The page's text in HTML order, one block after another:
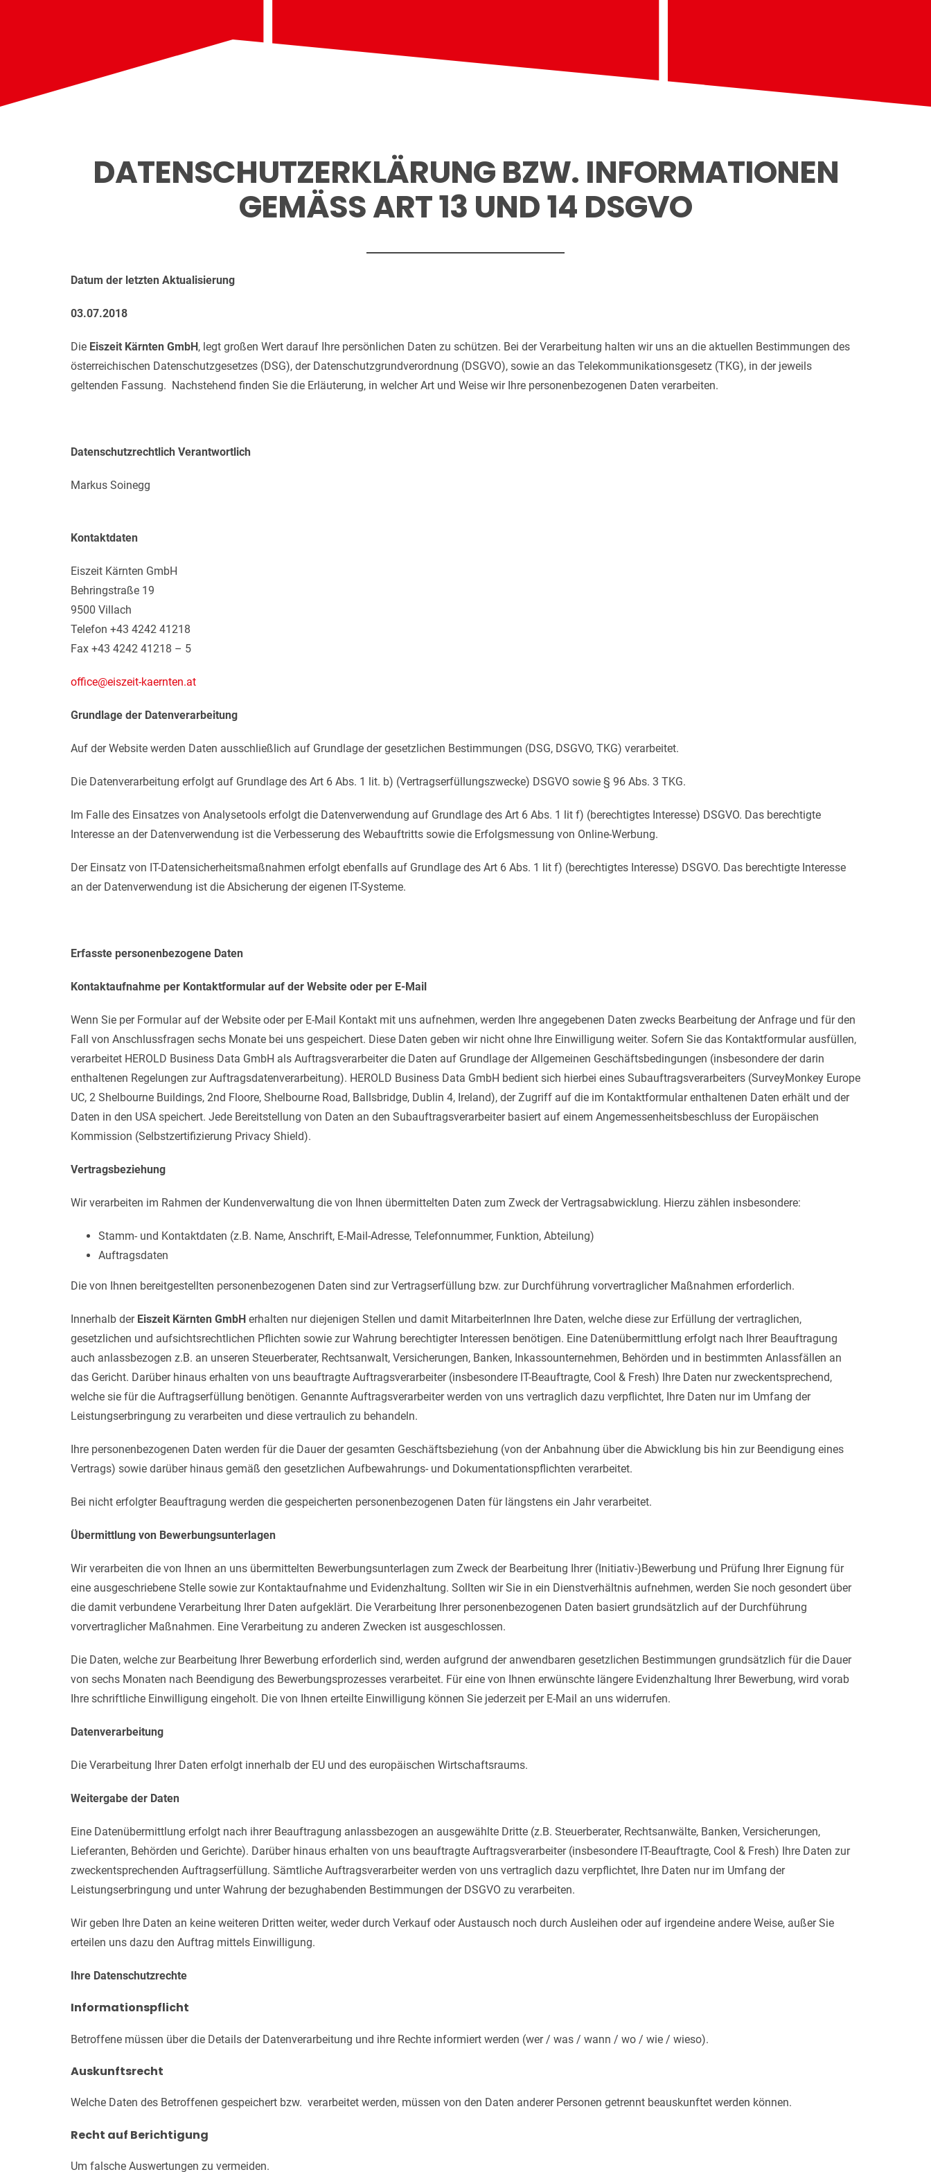
DATENSCHUTZERKLÄRUNG BZW. INFORMATIONEN
GEMÄSS ART 13 UND 14 DSGVO
Datum der letzten Aktualisierung
03.07.2018
Die Eiszeit Kärnten GmbH , legt großen Wert darauf Ihre persönlichen Daten zu schützen. Bei der Verarbeitung halten wir uns an die aktuellen Bestimmungen des
österreichischen Datenschutzgesetzes (DSG), der Datenschutzgrundverordnung (DSGVO), sowie an das Telekommunikationsgesetz (TKG), in der jeweils
geltenden Fassung. Nachstehend finden Sie die Erläuterung, in welcher Art und Weise wir Ihre personenbezogenen Daten verarbeiten.
Datenschutzrechtlich Verantwortlich
Markus Soinegg
Kontaktdaten
Eiszeit Kärnten GmbH
Behringstraße 19
9500 Villach
Telefon +43 4242 41218
Fax +43 4242 41218 – 5
office@eiszeit-kaernten.at
Grundlage der Datenverarbeitung
Auf der Website werden Daten ausschließlich auf Grundlage der gesetzlichen Bestimmungen (DSG, DSGVO, TKG) verarbeitet.
Die Datenverarbeitung erfolgt auf Grundlage des Art 6 Abs. 1 lit. b) (Vertragserfüllungszwecke) DSGVO sowie § 96 Abs. 3 TKG.
Im Falle des Einsatzes von Analysetools erfolgt die Datenverwendung auf Grundlage des Art 6 Abs. 1 lit f) (berechtigtes Interesse) DSGVO. Das berechtigte
Interesse an der Datenverwendung ist die Verbesserung des Webauftritts sowie die Erfolgsmessung von Online-Werbung.
Der Einsatz von IT-Datensicherheitsmaßnahmen erfolgt ebenfalls auf Grundlage des Art 6 Abs. 1 lit f) (berechtigtes Interesse) DSGVO. Das berechtigte Interesse
an der Datenverwendung ist die Absicherung der eigenen IT-Systeme.
Erfasste personenbezogene Daten
Kontaktaufnahme per Kontaktformular auf der Website oder per E-Mail
Wenn Sie per Formular auf der Website oder per E-Mail Kontakt mit uns aufnehmen, werden Ihre angegebenen Daten zwecks Bearbeitung der Anfrage und für den
Fall von Anschlussfragen sechs Monate bei uns gespeichert. Diese Daten geben wir nicht ohne Ihre Einwilligung weiter. Sofern Sie das Kontaktformular ausfüllen,
verarbeitet HEROLD Business Data GmbH als Auftragsverarbeiter die Daten auf Grundlage der Allgemeinen Geschäftsbedingungen (insbesondere der darin
enthaltenen Regelungen zur Auftragsdatenverarbeitung). HEROLD Business Data GmbH bedient sich hierbei eines Subauftragsverarbeiters (SurveyMonkey Europe
UC, 2 Shelbourne Buildings, 2nd Floore, Shelbourne Road, Ballsbridge, Dublin 4, Ireland), der Zugriff auf die im Kontaktformular enthaltenen Daten erhält und der
Daten in den USA speichert. Jede Bereitstellung von Daten an den Subauftragsverarbeiter basiert auf einem Angemessenheitsbeschluss der Europäischen
Kommission (Selbstzertifizierung Privacy Shield).
Vertragsbeziehung
Wir verarbeiten im Rahmen der Kundenverwaltung die von Ihnen übermittelten Daten zum Zweck der Vertragsabwicklung. Hierzu zählen insbesondere:
Stamm- und Kontaktdaten (z.B. Name, Anschrift, E-Mail-Adresse, Telefonnummer, Funktion, Abteilung)
Auftragsdaten
Die von Ihnen bereitgestellten personenbezogenen Daten sind zur Vertragserfüllung bzw. zur Durchführung vorvertraglicher Maßnahmen erforderlich.
Innerhalb der Eiszeit Kärnten GmbH erhalten nur diejenigen Stellen und damit MitarbeiterInnen Ihre Daten, welche diese zur Erfüllung der vertraglichen,
gesetzlichen und aufsichtsrechtlichen Pflichten sowie zur Wahrung berechtigter Interessen benötigen. Eine Datenübermittlung erfolgt nach Ihrer Beauftragung
auch anlassbezogen z.B. an unseren Steuerberater, Rechtsanwalt, Versicherungen, Banken, Inkassounternehmen, Behörden und in bestimmten Anlassfällen an
das Gericht. Darüber hinaus erhalten von uns beauftragte Auftragsverarbeiter (insbesondere IT-Beauftragte, Cool & Fresh) Ihre Daten nur zweckentsprechend,
welche sie für die Auftragserfüllung benötigen. Genannte Auftragsverarbeiter werden von uns vertraglich dazu verpflichtet, Ihre Daten nur im Umfang der
Leistungserbringung zu verarbeiten und diese vertraulich zu behandeln.
Ihre personenbezogenen Daten werden für die Dauer der gesamten Geschäftsbeziehung (von der Anbahnung über die Abwicklung bis hin zur Beendigung eines
Vertrags) sowie darüber hinaus gemäß den gesetzlichen Aufbewahrungs- und Dokumentationspflichten verarbeitet.
Bei nicht erfolgter Beauftragung werden die gespeicherten personenbezogenen Daten für längstens ein Jahr verarbeitet.
Übermittlung von Bewerbungsunterlagen
Wir verarbeiten die von Ihnen an uns übermittelten Bewerbungsunterlagen zum Zweck der Bearbeitung Ihrer (Initiativ-)Bewerbung und Prüfung Ihrer Eignung für
eine ausgeschriebene Stelle sowie zur Kontaktaufnahme und Evidenzhaltung. Sollten wir Sie in ein Dienstverhältnis aufnehmen, werden Sie noch gesondert über
die damit verbundene Verarbeitung Ihrer Daten aufgeklärt. Die Verarbeitung Ihrer personenbezogenen Daten basiert grundsätzlich auf der Durchführung
vorvertraglicher Maßnahmen. Eine Verarbeitung zu anderen Zwecken ist ausgeschlossen.
Die Daten, welche zur Bearbeitung Ihrer Bewerbung erforderlich sind, werden aufgrund der anwendbaren gesetzlichen Bestimmungen grundsätzlich für die Dauer
von sechs Monaten nach Beendigung des Bewerbungsprozesses verarbeitet. Für eine von Ihnen erwünschte längere Evidenzhaltung Ihrer Bewerbung, wird vorab
Ihre schriftliche Einwilligung eingeholt. Die von Ihnen erteilte Einwilligung können Sie jederzeit per E-Mail an uns widerrufen.
Datenverarbeitung
Die Verarbeitung Ihrer Daten erfolgt innerhalb der EU und des europäischen Wirtschaftsraums.
Weitergabe der Daten
Eine Datenübermittlung erfolgt nach ihrer Beauftragung anlassbezogen an ausgewählte Dritte (z.B. Steuerberater, Rechtsanwälte, Banken, Versicherungen,
Lieferanten, Behörden und Gerichte). Darüber hinaus erhalten von uns beauftragte Auftragsverarbeiter (insbesondere IT-Beauftragte, Cool & Fresh) Ihre Daten zur
zweckentsprechenden Auftragserfüllung. Sämtliche Auftragsverarbeiter werden von uns vertraglich dazu verpflichtet, Ihre Daten nur im Umfang der
Leistungserbringung und unter Wahrung der bezughabenden Bestimmungen der DSGVO zu verarbeiten.
Wir geben Ihre Daten an keine weiteren Dritten weiter, weder durch Verkauf oder Austausch noch durch Ausleihen oder auf irgendeine andere Weise, außer Sie
erteilen uns dazu den Auftrag mittels Einwilligung.
Ihre Datenschutzrechte
Informationspflicht
Betroffene müssen über die Details der Datenverarbeitung und ihre Rechte informiert werden (wer / was / wann / wo / wie / wieso).
Auskunftsrecht
Welche Daten des Betroffenen gespeichert bzw. verarbeitet werden, müssen von den Daten anderer Personen getrennt beauskunftet werden können.
Recht auf Berichtigung
Um falsche Auswertungen zu vermeiden.